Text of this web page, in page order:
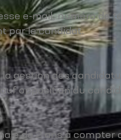
e-mail, numéro de
par le candidat.
gestion des
opposition du
de 2 ans à compter